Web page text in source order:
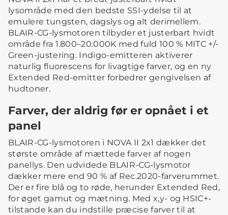
lysområde med den bedste SSI-ydelse til at
emulere tungsten, dagslys og alt derimellem.
BLAIR-CG-lysmotoren tilbyder et justerbart hvidt
område fra 1.800–20.000K med fuld 100 % MITC +/-
Green-justering. Indigo-emitteren aktiverer
naturlig fluorescens for livagtige farver, og en ny
Extended Red-emitter forbedrer gengivelsen af
hudtoner.
Farver, der aldrig før er opnået i et
panel
BLAIR-CG-lysmotoren i NOVA II 2x1 dækker det
største område af mættede farver af nogen
panellys. Den udvidede BLAIR-CG-lysmotor
dækker mere end 90 % af Rec.2020-farverummet.
Der er fire blå og to røde, herunder Extended Red,
for øget gamut og mætning. Med x,y- og HSIC+-
tilstande kan du indstille præcise farver til at